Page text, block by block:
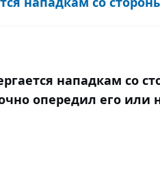
нападкам со
опередил его или